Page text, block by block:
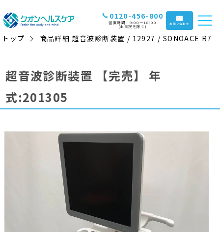
0120-456-800
営業時間：9:00〜18:00
(土日祝を除く) お問い合わせ
トップ 商品詳細 超音波診断装置 / 12927 / SONOACE R7
超音波診断装置 【完売】
年
式:201305